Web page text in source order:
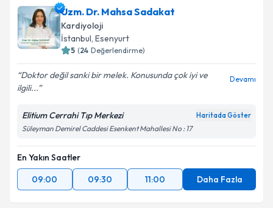
Uzm. Dr. Mahsa Sadakat
Kardiyoloji
İstanbul, Esenyurt
5 (24 Değerlendirme)
Doktor değil sanki bir melek. Konusunda çok iyi ve
ilgili...
Devamı
Elitium Cerrahi Tıp Merkezi Haritada Göster
Süleyman Demirel Caddesi Esenkent Mahallesi No : 17
En Yakın Saatler
09:00
09:30 11:00 Daha Fazla